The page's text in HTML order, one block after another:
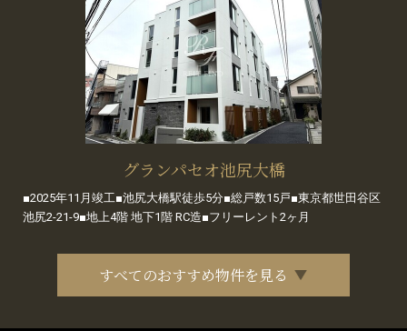
グランパセオ池尻大橋
■2025年11月竣工■池尻大橋駅徒歩5分■総戸数15戸■東京都世田谷区
池尻2-21-9■地上4階 地下1階 RC造■フリーレント2ヶ月
すべてのおすすめ物件を見る